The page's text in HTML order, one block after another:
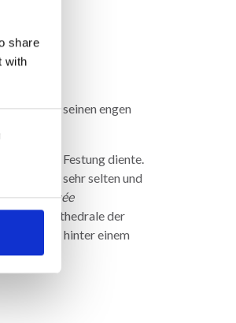
share
with
mit seinen engen
und als Festung diente.
ist sehr selten und
dasMusée
Kathedrale der
heute fast hinter einem